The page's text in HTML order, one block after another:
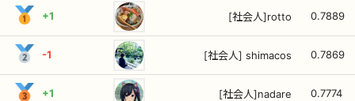
+1 [社会人]rotto 0.7889
-1 [社会人] shimacos 0.7869
+1 [社会人]nadare 0.7774